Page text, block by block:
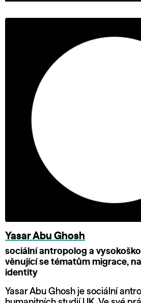
Yasar Abu Ghosh
sociální antropolog a
věnující se tématům migrace,
identity
Yasar Abu Ghosh je sociální